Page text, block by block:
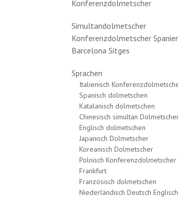
Konferenzdolmetscher
Simultandolmetscher
Konferenzdolmetscher
Barcelona Sitges
Sprachen
Italienisch
Spanisch dolmetschen
Katalanisch dolmetschen
Chinesisch simultan
Englisch dolmetschen
Japanisch Dolmetscher
Koreanisch Dolmetscher
Polnisch Konferenzdolmetscher
Frankfurt
Französisch dolmetschen
Niederländisch Deutsch Englisch